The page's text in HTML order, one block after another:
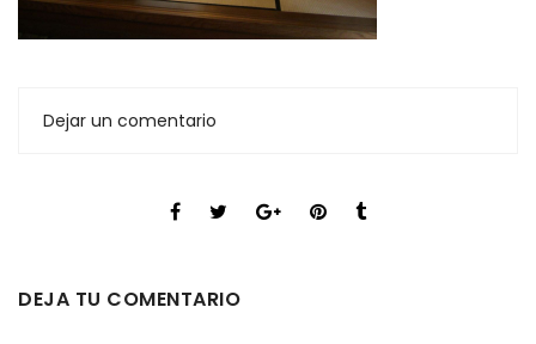
Dejar un comentario
DEJA TU COMENTARIO